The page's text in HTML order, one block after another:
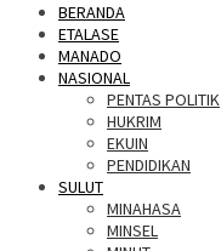
BERANDA
ETALASE
MANADO
NASIONAL
PENTAS POLITIK
HUKRIM
EKUIN
PENDIDIKAN
SULUT
MINAHASA
MINSEL